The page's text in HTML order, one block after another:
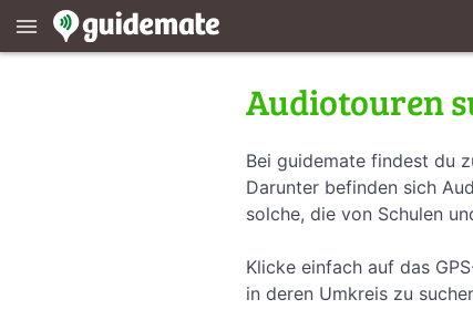
menu
Audiotouren
Bei guidemate findest du
Darunter befinden sich
solche, die von Schulen
Klicke einfach auf das
in deren Umkreis zu